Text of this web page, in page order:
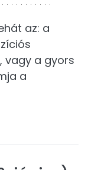
az: a
vagy a gyors
a